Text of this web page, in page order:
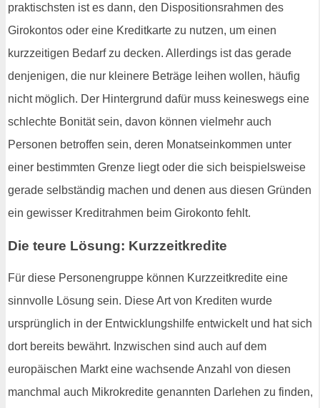
praktischsten ist es dann, den Dispositionsrahmen des
Girokontos oder eine Kreditkarte zu nutzen, um einen
kurzzeitigen Bedarf zu decken. Allerdings ist das gerade
denjenigen, die nur kleinere Beträge leihen wollen, häufig
nicht möglich. Der Hintergrund dafür muss keineswegs eine
schlechte Bonität sein, davon können vielmehr auch
Personen betroffen sein, deren Monatseinkommen unter
einer bestimmten Grenze liegt oder die sich beispielsweise
gerade selbständig machen und denen aus diesen Gründen
ein gewisser Kreditrahmen beim Girokonto fehlt.
Die teure Lösung: Kurzzeitkredite
Für diese Personengruppe können Kurzzeitkredite eine
sinnvolle Lösung sein. Diese Art von Krediten wurde
ursprünglich in der Entwicklungshilfe entwickelt und hat sich
dort bereits bewährt. Inzwischen sind auch auf dem
europäischen Markt eine wachsende Anzahl von diesen
manchmal auch Mikrokredite genannten Darlehen zu finden,